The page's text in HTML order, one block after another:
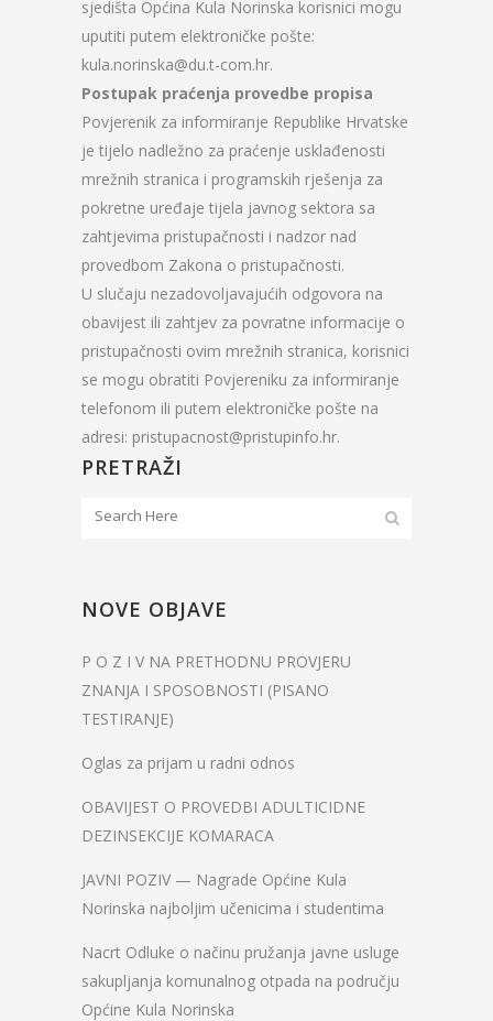
sjedišta Općina Kula Norinska korisnici mogu
uputiti putem elektroničke pošte:
kula.norinska@du.t-com.hr.
Postupak praćenja provedbe propisa
Povjerenik za informiranje Republike Hrvatske
je tijelo nadležno za praćenje usklađenosti
mrežnih stranica i programskih rješenja za
pokretne uređaje tijela javnog sektora sa
zahtjevima pristupačnosti i nadzor nad
provedbom Zakona o pristupačnosti.
U slučaju nezadovoljavajućih odgovora na
obavijest ili zahtjev za povratne informacije o
pristupačnosti ovim mrežnih stranica, korisnici
se mogu obratiti Povjereniku za informiranje
telefonom ili putem elektroničke pošte na
adresi: pristupacnost@pristupinfo.hr.
PRETRAŽI
NOVE OBJAVE
P O Z I V NA PRETHODNU PROVJERU
ZNANJA I SPOSOBNOSTI (PISANO
TESTIRANJE)
Oglas za prijam u radni odnos
OBAVIJEST O PROVEDBI ADULTICIDNE
DEZINSEKCIJE KOMARACA
JAVNI POZIV — Nagrade Općine Kula
Norinska najboljim učenicima i studentima
Nacrt Odluke o načinu pružanja javne usluge
sakupljanja komunalnog otpada na području
Općine Kula Norinska